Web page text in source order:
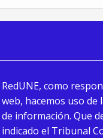
RedUNE, como
web, hacemos uso
de información. Que
indicado el Tribunal